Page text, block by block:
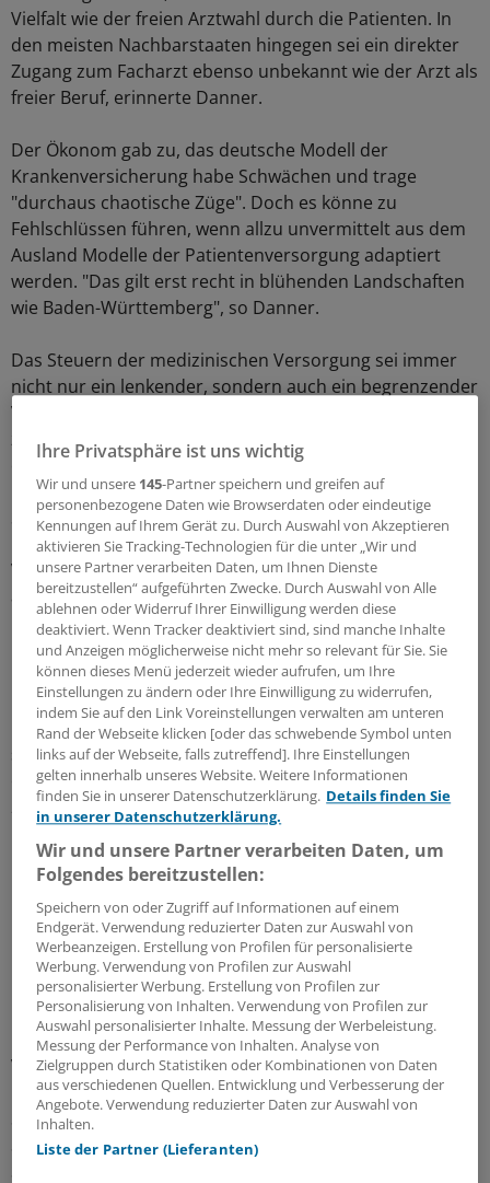
Vielfalt wie der freien Arztwahl durch die Patienten. In
den meisten Nachbarstaaten hingegen sei ein direkter
Zugang zum Facharzt ebenso unbekannt wie der Arzt als
freier Beruf, erinnerte Danner.
Der Ökonom gab zu, das deutsche Modell der
Krankenversicherung habe Schwächen und trage
"durchaus chaotische Züge". Doch es könne zu
Fehlschlüssen führen, wenn allzu unvermittelt aus dem
Ausland Modelle der Patientenversorgung adaptiert
werden. "Das gilt erst recht in blühenden Landschaften
wie Baden-Württemberg", so Danner.
Das Steuern der medizinischen Versorgung sei immer
nicht nur ein lenkender, sondern auch ein begrenzender
Vorgang. Gerade steuerfinanzierte Gesundheitssysteme
zeichneten sich durch eine Vielzahl von Dirigismen aus,
erinnerte Danner. Diese beträfen geringere
Freiheitsgrade für Patienten ebenso wie niedrigere
Standards beim Sozialdatenschutz.
Vor diesem Hintergrund appellierte Danner in Stuttgart
an die Vertreter aus Politik und Selbstverwaltung,
kritisch zu fragen, wie viel Strukturverlust durch mehr
Patientensteuerung man bereit sei, im deutschen
Gesundheitswesen hinzunehmen.
Ohnehin müssten die ökonomischen Perspektiven einer
stärkeren Patientensteuerung vor dem Hintergrund
einer seit langem bekannten Tatsache gesehen werden:
20 Prozent der Patienten in der Gesetzlichen
Krankenversicherung verursachten rund 80 Prozent der
Kosten, erinnerte Danner. Hierbei handele es sich ganz
überwiegend um schwer- oder schwerstkranke
Menschen, die in weiten Teilen der Versorgung ohnehin
keine freie Wahl mehr hätten.
Deutscher "Sonderweg"
Danner sieht das Sozialstaatsmodell in Deutschland im
Vergleich zu den meisten anderen EU-
Gesundheitssystemen als "Sonderweg" – und die
Systeme entwickelten sich in Europa seit der Finanz- und
Schuldenkrise "diametral auseinander".
Ihre Privatsphäre ist uns wichtig
Wir und unsere 145-Partner speichern und greifen auf
personenbezogene Daten wie Browserdaten oder eindeutige
Kennungen auf Ihrem Gerät zu. Durch Auswahl von Akzeptieren
aktivieren Sie Tracking-Technologien für die unter „Wir und
unsere Partner verarbeiten Daten, um Ihnen Dienste
bereitzustellen“ aufgeführten Zwecke. Durch Auswahl von Alle
ablehnen oder Widerruf Ihrer Einwilligung werden diese
deaktiviert. Wenn Tracker deaktiviert sind, sind manche Inhalte
und Anzeigen möglicherweise nicht mehr so relevant für Sie. Sie
können dieses Menü jederzeit wieder aufrufen, um Ihre
Einstellungen zu ändern oder Ihre Einwilligung zu widerrufen,
indem Sie auf den Link Voreinstellungen verwalten am unteren
Rand der Webseite klicken [oder das schwebende Symbol unten
links auf der Webseite, falls zutreffend]. Ihre Einstellungen
gelten innerhalb unseres Website. Weitere Informationen
finden Sie in unserer Datenschutzerklärung. Details finden Sie
in unserer Datenschutzerklärung.
Wir und unsere Partner verarbeiten Daten, um
Folgendes bereitzustellen:
Speichern von oder Zugriff auf Informationen auf einem
Endgerät. Verwendung reduzierter Daten zur Auswahl von
Werbeanzeigen. Erstellung von Profilen für personalisierte
Werbung. Verwendung von Profilen zur Auswahl
personalisierter Werbung. Erstellung von Profilen zur
Personalisierung von Inhalten. Verwendung von Profilen zur
Auswahl personalisierter Inhalte. Messung der Werbeleistung.
Messung der Performance von Inhalten. Analyse von
Zielgruppen durch Statistiken oder Kombinationen von Daten
aus verschiedenen Quellen. Entwicklung und Verbesserung der
Angebote. Verwendung reduzierter Daten zur Auswahl von
Inhalten.
Liste der Partner (Lieferanten)